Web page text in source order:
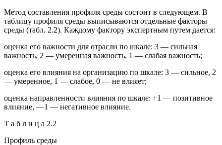
Метод составления профиля среды состоит в следующем. В
таблицу профиля среды выписываются отдельные факторы
среды (табл. 2.2). Каждому фактору экспертным путем дается:
оценка его важности для отрасли по шкале: 3 — сильная
важность, 2 — умеренная важность, 1 — слабая важность;
оценка его влияния на организацию по шкале: 3 — сильное, 2
— умеренное, 1 — слабое, 0 — не влияет;
оценка направленности влияния по шкале: +1 — позитивное
влияние, —1 — негативное влияние.
Т а б л и ц а 2.2
Профиль среды